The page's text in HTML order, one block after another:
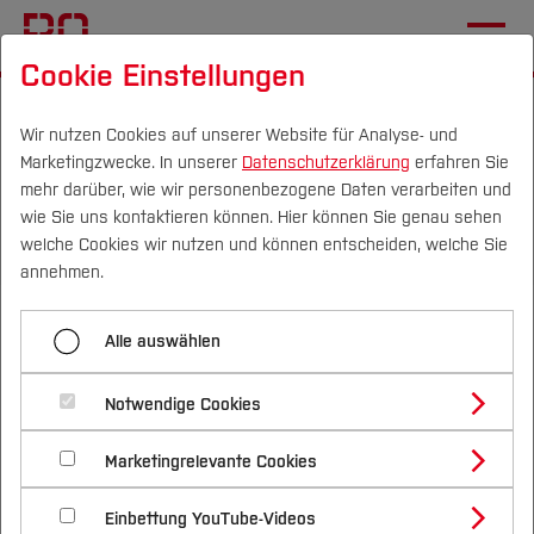
Campus Personen DE|EN Quicklinks
Studium
Studienangebote
Bachelorstudiengänge
Masterstudiengänge
Vor dem Studium
Bewerben & Einschreiben
Bewerbungsportal
Im Studium
Studienbüros und Prüfungen
Nach dem Studium
Forschung & Transfer
Profil
Forschungs- und Transferprofil
Schwerpunkte (FuT)
Beratung & Förderung
Nachhaltigkeit
Nachhaltigkeit studieren
International
IT-Support
Fachbereich Geodäsie
Menü aufklappen
Mail für Studierende
Fachbereich Geodäsie
TEAMS
OUTLOOK UND OWA für Mitarbeiter
Nachfolgende Anleitungen wurden
durch den Fachbereich Geodäsie
erstellt:
MP4 14 MB
Cookie Einstellungen
Wir nutzen Cookies auf unserer Website für Analyse- und
Marketingzwecke. In unserer Datenschutzerklärung erfahren Sie
mehr darüber, wie wir personenbezogene Daten verarbeiten und
wie Sie uns kontaktieren können. Hier können Sie genau sehen
welche Cookies wir nutzen und können entscheiden, welche Sie
annehmen.
Alle auswählen
Notwendige Cookies
Marketingrelevante Cookies
Einbettung YouTube-Videos